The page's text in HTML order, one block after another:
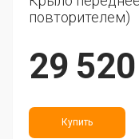
повторителем)
29
Купить